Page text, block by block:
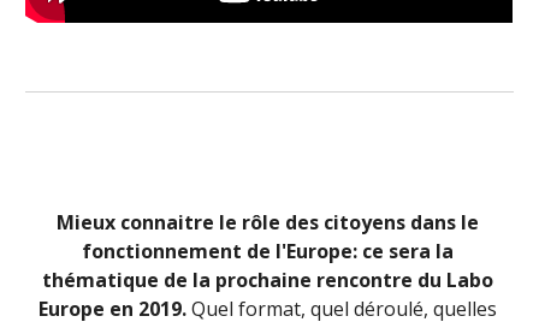
Mieux connaitre le rôle des citoyens dans le
fonctionnement de l'Europe: ce sera la
thématique de la prochaine rencontre du Labo
Europe en 2019. Quel format, quel déroulé, quelles